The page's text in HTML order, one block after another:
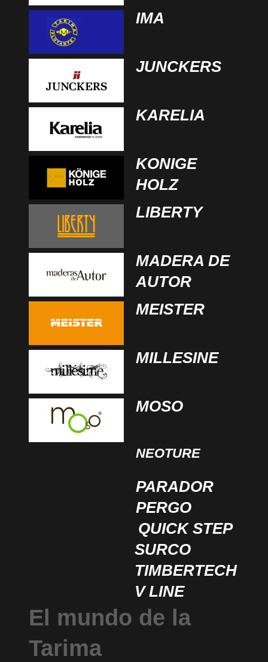
IMA
JUNCKERS
KARELIA
KONIGE
HOLZ
LIBERTY
MADERA DE
AUTOR
MEISTER
MILLESINE
MOSO
NEOTURE
PARADOR
PERGO
QUICK STEP
SURCO
TIMBERTECH
V LINE
El mundo de la
Tarima